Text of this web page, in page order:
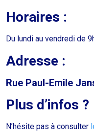
Horaires :
Du lundi au vendredi de
Adresse :
Rue Paul-Emile
Plus d’infos ?
N’hésite pas à consulter